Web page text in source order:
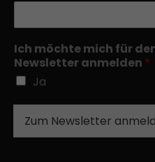
Ich möchte mich für
Newsletter anmelden *
Ja
Zum Newsletter